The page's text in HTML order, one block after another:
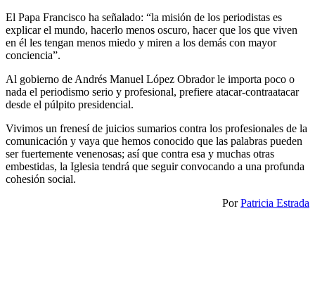
El Papa Francisco ha señalado: “la misión de los periodistas es
explicar el mundo, hacerlo menos oscuro, hacer que los que viven
en él les tengan menos miedo y miren a los demás con mayor
conciencia”.
Al gobierno de Andrés Manuel López Obrador le importa poco o
nada el periodismo serio y profesional, prefiere atacar-contraatacar
desde el púlpito presidencial.
Vivimos un frenesí de juicios sumarios contra los profesionales de la
comunicación y vaya que hemos conocido que las palabras pueden
ser fuertemente venenosas; así que contra esa y muchas otras
embestidas, la Iglesia tendrá que seguir convocando a una profunda
cohesión social.
PorPatricia Estrada